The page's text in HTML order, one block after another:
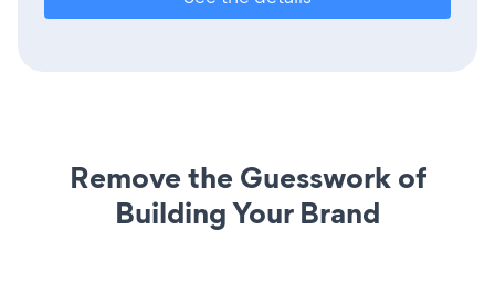
Remove the Guesswork of
Building Your Brand